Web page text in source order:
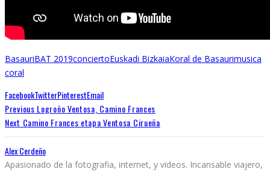
BasauriBAT 2019conciertoEuskadi BizkaiaKoral de Basaurimusica
coral
FacebookTwitterPinterestEmail
Previous Logroño Ventosa, Camino Frances
Next Camino Frances etapa Ventosa Cirueña
Alex Cerdeño
Apasionado de la fotografia, internet, y videos. Incansable viajero,